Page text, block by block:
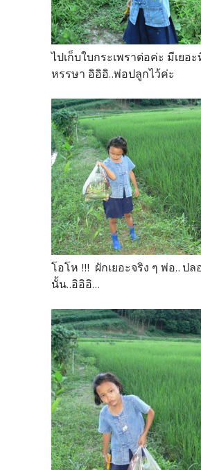
ไปเก็บใบกระเพราต่อค่ะ มีเยอ
หรรษา อิอิอิ..พ่อปลูกไว้ค่ะ
โอโห !!! ผักเยอะจริง ๆ พ่อ.. ป
นั้น..อิอิอิ...